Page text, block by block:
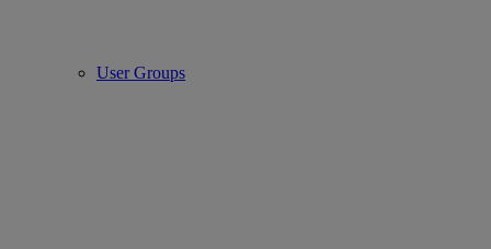
User Groups